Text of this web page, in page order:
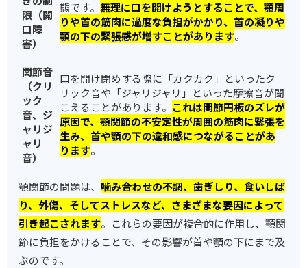
限（開
口障
害）
態です。 無理に口を開けようとすることで、顎周
りや首の筋肉に過度な負担がかかり、首の凝りや
顎の下の緊張感が増すことがあります。
関節音
（クリ
ック
音、ジ
ャリジ
ャリ
音）
口を開け閉めする際に「カクカク」といったク
リック音や「ジャリジャリ」といった摩擦音が聞
こえることがあります。 これは関節円板のズレが
原因で、顎関節の不安定性が周囲の筋肉に緊張を
生み、首や顎の下の違和感につながることがあ
ります。
顎関節の問題は、 噛み合わせの不調、歯ぎしり、食いしば
り、外傷、そしてストレスなど、さまざまな要因によって
引き起こされます。これらの要因が複合的に作用し、顎関
節に負担をかけることで、その影響が首や顎の下にまで及
ぶのです。